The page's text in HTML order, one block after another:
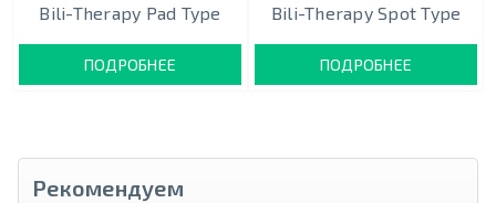
Bili-Therapy Pad Type
ПОДРОБНЕЕ
Bili-Therapy Spot Type
ПОДРОБНЕЕ
Рекомендуем